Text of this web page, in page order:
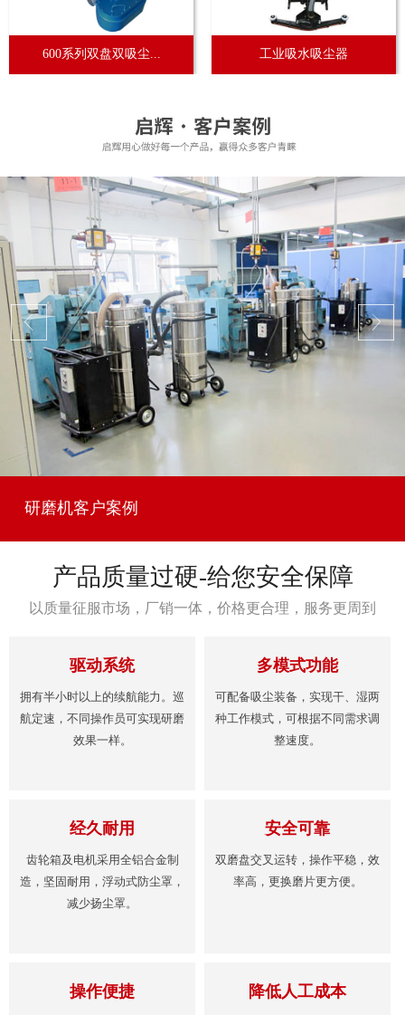
600系列双盘双吸尘... 工业吸水吸尘器
研磨机客户案例
产品质量过硬-给您安全保障
以质量征服市场，厂销一体，价格更合理，服务更周到
驱动系统
拥有半小时以上的续航能力。巡
航定速，不同操作员可实现研磨
效果一样。
多模式功能
可配备吸尘装备，实现干、湿两
种工作模式，可根据不同需求调
整速度。
经久耐用
齿轮箱及电机采用全铝合金制
造，坚固耐用，浮动式防尘罩，
减少扬尘罩。
安全可靠
双磨盘交叉运转，操作平稳，效
率高，更换磨片更方便。
操作便捷 降低人工成本